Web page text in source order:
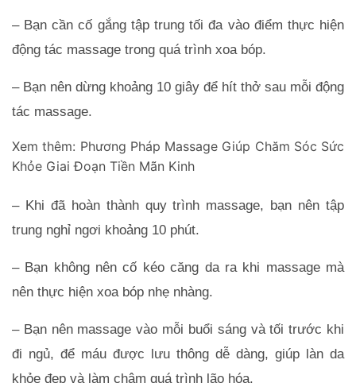
– Bạn cần cố gắng tập trung tối đa vào điểm thực hiện
động tác massage trong quá trình xoa bóp.
– Bạn nên dừng khoảng 10 giây để hít thở sau mỗi động
tác massage.
Xem thêm: Phương Pháp Massage Giúp Chăm Sóc Sức
Khỏe Giai Đoạn Tiền Mãn Kinh
– Khi đã hoàn thành quy trình massage, bạn nên tập
trung nghỉ ngơi khoảng 10 phút.
– Bạn không nên cố kéo căng da ra khi massage mà
nên thực hiện xoa bóp nhẹ nhàng.
– Bạn nên massage vào mỗi buổi sáng và tối trước khi
đi ngủ, để máu được lưu thông dễ dàng, giúp làn da
khỏe đẹp và làm chậm quá trình lão hóa.